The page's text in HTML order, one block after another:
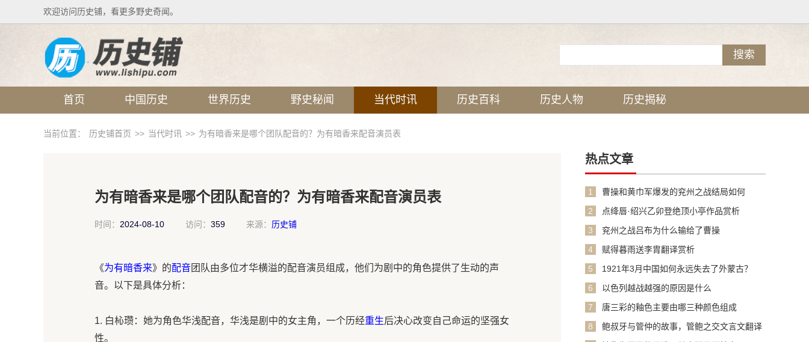
欢迎访问历史铺，看更多野史奇闻。
首页 中国历史 世界历史 野史秘闻 当代时讯 历史百科 历史人物 历史揭秘
当前位置： 历史铺首页 >> 当代时讯 >> 为有暗香来是哪个团队配音的？为有暗香来配音演员表
为有暗香来是哪个团队配音的？为有暗香来配音演员表
时间： 2024-08-10 访问： 359 来源： 历史铺
《为有暗香来》的配音团队由多位才华横溢的配音演员组成，他们为剧中的角色提供了生动的声
音。以下是具体分析：
1. 白杺瓒：她为角色华浅配音，华浅是剧中的女主角，一个历经重生后决心改变自己命运的坚强女
性。
热点文章
1
曹操和黄巾军爆发的兖州之战结局如何
2
点绛唇·绍兴乙卯登绝顶小亭作品赏析
3
兖州之战吕布为什么输给了曹操
4
赋得暮雨送李胄翻译赏析
5
1921年3月中国如何永远失去了外蒙古？
6
以色列越战越强的原因是什么
7
唐三彩的釉色主要由哪三种颜色组成
8
鲍叔牙与管仲的故事，管鲍之交文言文翻译